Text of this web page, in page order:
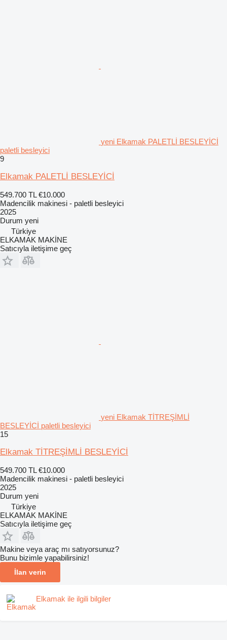
yeni Elkamak PALETLİ BESLEYİCİ
paletli besleyici
9
Elkamak PALETLİ BESLEYİCİ
549.700 TL €10.000
Madencilik makinesi - paletli besleyici
2025
Durum yeni
Türkiye
ELKAMAK MAKİNE
Satıcıyla iletişime geç
yeni Elkamak TİTREŞİMLİ
BESLEYİCİ paletli besleyici
15
Elkamak TİTREŞİMLİ BESLEYİCİ
549.700 TL €10.000
Madencilik makinesi - paletli besleyici
2025
Durum yeni
Türkiye
ELKAMAK MAKİNE
Satıcıyla iletişime geç
Makine veya araç mı satıyorsunuz?
Bunu bizimle yapabilirsiniz!
İlan verin
Elkamak ile ilgili bilgiler